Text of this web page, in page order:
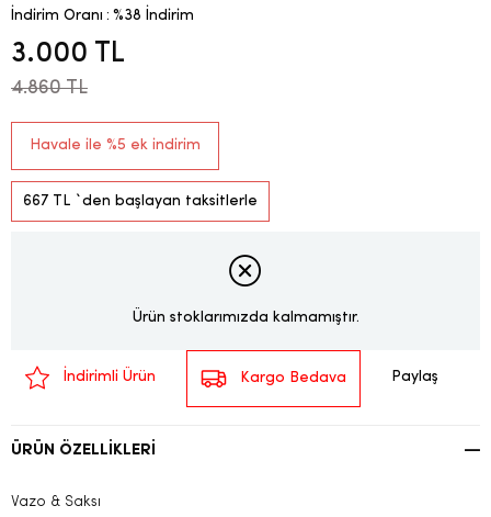
İndirim Oranı : %38 İndirim
4.860 TL
3.000 TL
Havale ile %5 ek indirim
667 TL `den başlayan taksitlerle
Ürün stoklarımızda kalmamıştır.
İndirimli Ürün Kargo Bedava Paylaş
ÜRÜN ÖZELLIKLERI
Vazo & Saksı